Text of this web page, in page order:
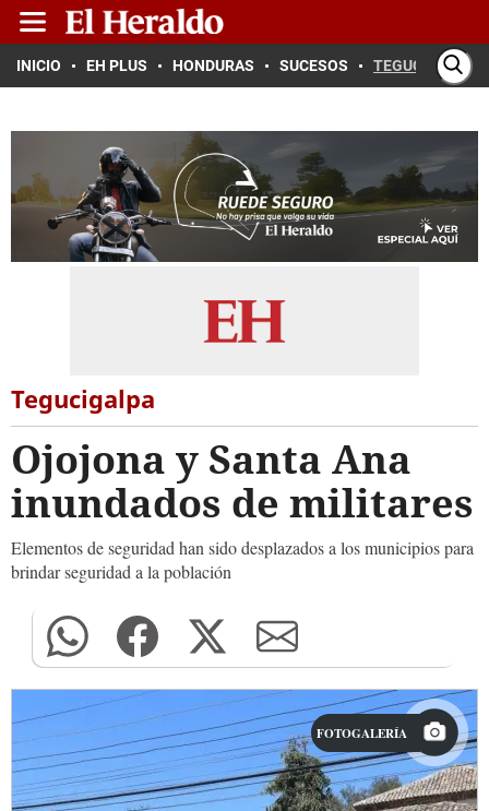
INICIO EH PLUS HONDURAS SUCESOS TEGUCIGALPA
Tegucigalpa
Ojojona y Santa Ana
inundados de militares
Elementos de seguridad han sido desplazados a los municipios para
brindar seguridad a la población
FOTOGALERÍA